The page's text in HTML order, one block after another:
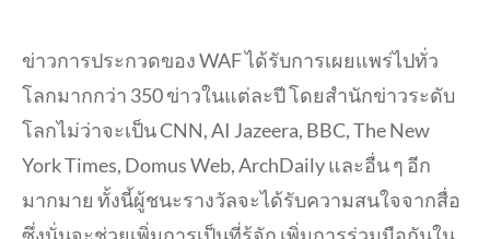
ข่าวการประกวดของ WAF ได้รับการเผยแพร่ไปทั่ว
โลกมากกว่า 350 ข่าวในแต่ละปี โดยสำนักข่าวระดับ
โลกไม่ว่าจะเป็น CNN, AI Jazeera, BBC, The New
York Times, Domus Web, ArchDaily และอื่น ๆ อีก
มากมาย ทั้งนี้ผู้ชนะรางวัลจะได้รับความสนใจจากสื่อ